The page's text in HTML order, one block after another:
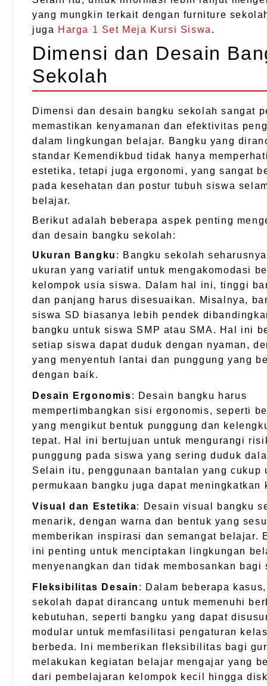
yang mungkin terkait dengan furniture
juga Harga 1 Set Meja Kursi Siswa .
Dimensi dan Desain
Sekolah
Dimensi dan desain bangku sekolah sangat
memastikan kenyamanan dan efektivitas
dalam lingkungan belajar. Bangku yang
standar Kemendikbud tidak hanya
estetika, tetapi juga ergonomi, yang sangat
pada kesehatan dan postur tubuh siswa
belajar.
Berikut adalah beberapa aspek penting
dan desain bangku sekolah:
Ukuran Bangku : Bangku sekolah
ukuran yang variatif untuk mengakomodasi
kelompok usia siswa. Dalam hal ini, tinggi
dan panjang harus disesuaikan. Misalnya,
siswa SD biasanya lebih pendek
bangku untuk siswa SMP atau SMA. Hal ini
setiap siswa dapat duduk dengan nyaman,
yang menyentuh lantai dan punggung yang
dengan baik.
Desain Ergonomis: Desain bangku harus
mempertimbangkan sisi ergonomis, seperti
yang mengikut bentuk punggung dan
tepat. Hal ini bertujuan untuk mengurangi
punggung pada siswa yang sering duduk
Selain itu, penggunaan bantalan yang cukup
permukaan bangku juga dapat meningkatkan
Visual dan Estetika: Desain visual bangku
menarik, dengan warna dan bentuk yang
memberikan inspirasi dan semangat belajar.
ini penting untuk menciptakan lingkungan
menyenangkan dan tidak membosankan bagi
Fleksibilitas Desain : Dalam beberapa
sekolah dapat dirancang untuk memenuhi
kebutuhan, seperti bangku yang dapat
modular untuk memfasilitasi pengaturan
berbeda. Ini memberikan fleksibilitas bagi
melakukan kegiatan belajar mengajar yang
dari pembelajaran kelompok kecil hingga